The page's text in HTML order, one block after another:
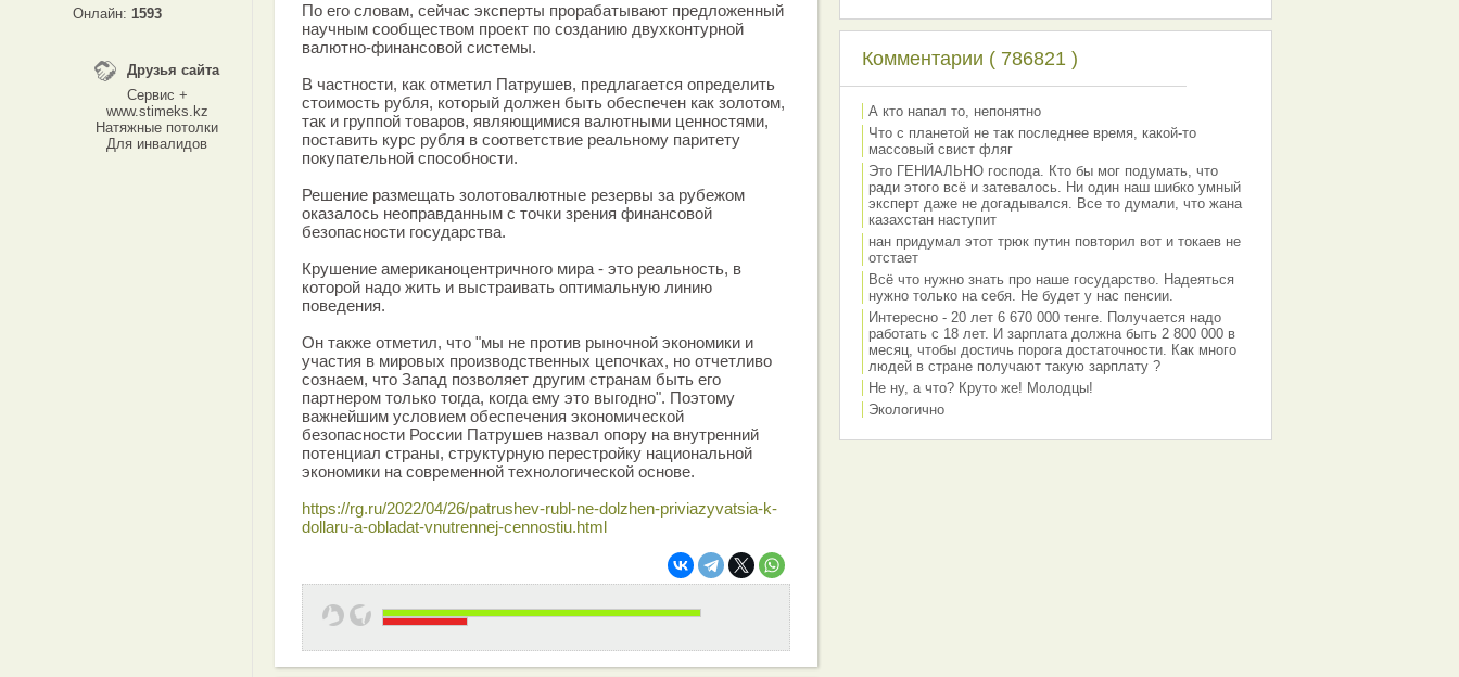
Онлайн: 1593
Друзья сайта
Сервис +
www.stimeks.kz
Натяжные потолки
Для инвалидов
По его словам, сейчас эксперты прорабатывают предложенный
научным сообществом проект по созданию двухконтурной
валютно-финансовой системы.
В частности, как отметил Патрушев, предлагается определить
стоимость рубля, который должен быть обеспечен как золотом,
так и группой товаров, являющимися валютными ценностями,
поставить курс рубля в соответствие реальному паритету
покупательной способности.
Решение размещать золотовалютные резервы за рубежом
оказалось неоправданным с точки зрения финансовой
безопасности государства.
Крушение американоцентричного мира - это реальность, в
которой надо жить и выстраивать оптимальную линию
поведения.
Он также отметил, что "мы не против рыночной экономики и
участия в мировых производственных цепочках, но отчетливо
сознаем, что Запад позволяет другим странам быть его
партнером только тогда, когда ему это выгодно". Поэтому
важнейшим условием обеспечения экономической
безопасности России Патрушев назвал опору на внутренний
потенциал страны, структурную перестройку национальной
экономики на современной технологической основе.
https://rg.ru/2022/04/26/patrushev-rubl-ne-dolzhen-priviazyvatsia-k-
dollaru-a-obladat-vnutrennej-cennostiu.html
Комментарии ( 786821 )
А кто напал то, непонятно
Что с планетой не так последнее время, какой-то
массовый свист фляг
Это ГЕНИАЛЬНО господа. Кто бы мог подумать, что
ради этого всё и затевалось. Ни один наш шибко умный
эксперт даже не догадывался. Все то думали, что жана
казахстан наступит
нан придумал этот трюк путин повторил вот и токаев не
отстает
Всё что нужно знать про наше государство. Надеяться
нужно только на себя. Не будет у нас пенсии.
Интересно - 20 лет 6 670 000 тенге. Получается надо
работать с 18 лет. И зарплата должна быть 2 800 000 в
месяц, чтобы достичь порога достаточности. Как много
людей в стране получают такую зарплату ?
Не ну, а что? Круто же! Молодцы!
Экологично